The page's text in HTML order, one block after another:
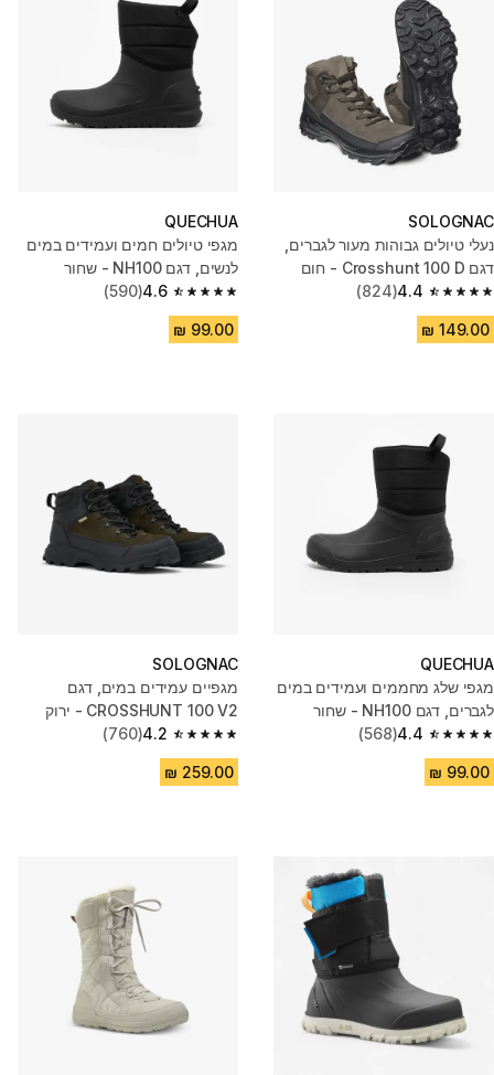
SOLOGNAC
נעלי טיולים גבוהות מעור לגברים,
דגם Crosshunt 100 D - חום
4.4
4.4 out of 5 stars from 824 reviews
(824)
QUECHUA
מגפי טיולים חמים ועמידים במים
לנשים, דגם NH100 - שחור
4.6
4.6 out of 5 stars from 590 reviews
(590)
QUECHUA
מגפי שלג מחממים ועמידים במים
לגברים, דגם NH100 - שחור
4.4
4.4 out of 5 stars from 568 reviews
(568)
SOLOGNAC
מגפיים עמידים במים, דגם
CROSSHUNT 100 V2 - ירוק
4.2
4.2 out of 5 stars from 760 reviews
(760)